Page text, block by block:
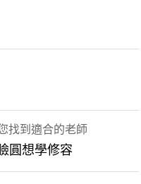
找到適合的老師
圓想學修容